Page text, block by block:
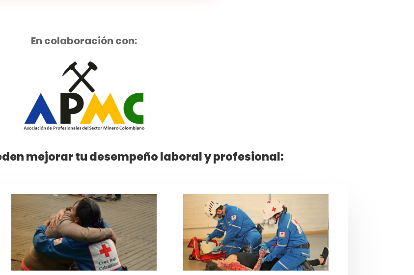
En colaboración con:
mejorar tu desempeño laboral y profesional: